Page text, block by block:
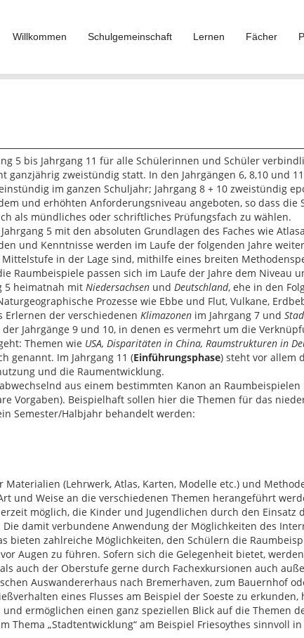
Willkommen Schulgemeinschaft Lernen Fächer
5 bis Jahrgang 11 für alle Schülerinnen und Schüler
ganzjährig zweistündig statt. In den Jahrgängen 6, 8,10 und
im ganzen Schuljahr; Jahrgang 8 + 10 zweistündig
und erhöhten Anforderungsniveau angeboten, so dass die
als mündliches oder schriftliches Prüfungsfach zu wählen.
5 mit den absoluten Grundlagen des Faches wie
und Kenntnisse werden im Laufe der folgenden Jahre
in der Lage sind, mithilfe eines breiten
Raumbeispiele passen sich im Laufe der Jahre dem Niveau
5 heimatnah mit Niedersachsen und Deutschland, ehe in den
Prozesse wie Ebbe und Flut, Vulkane,
Erlernen der verschiedenen Klimazonen im Jahrgang 7 und
Jahrgänge 9 und 10, in denen es vermehrt um die
Themen wie USA, Disparitäten in China, Raumstrukturen in
genannt. Im Jahrgang 11 (Einführungsphase) steht vor allem
und die Raumentwicklung.
aus einem bestimmten Kanon an
Vorgaben). Beispielhaft sollen hier die Themen für das
Semester/Halbjahr behandelt werden:
(Lehrwerk, Atlas, Karten, Modelle etc.) und
und Weise an die verschiedenen Themen herangeführt
möglich, die Kinder und Jugendlichen durch den Einsatz
damit verbundene Anwendung der Möglichkeiten des
bieten zahlreiche Möglichkeiten, den Schülern die
Augen zu führen. Sofern sich die Gelegenheit bietet,
auch der Oberstufe gerne durch Fachexkursionen auch
Auswandererhaus nach Bremerhaven, zum Bauernhof
eines Flusses am Beispiel der Soeste zu erkunden,
ermöglichen einen ganz speziellen Blick auf die Themen
Thema „Stadtentwicklung“ am Beispiel Friesoythes sinnvoll